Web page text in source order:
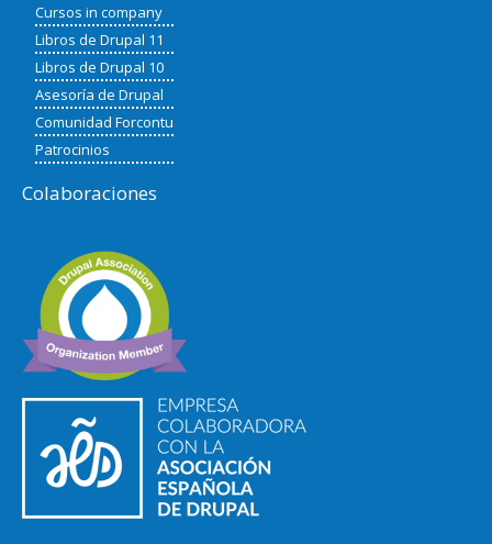
Cursos in company
Libros de Drupal 11
Libros de Drupal 10
Asesoría de Drupal
Comunidad Forcontu
Patrocinios
Colaboraciones